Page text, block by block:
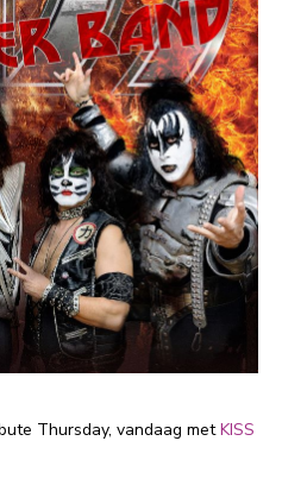
Thursday, vandaag metKISS